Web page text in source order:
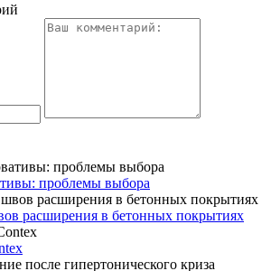
проблемы выбора
расширения в бетонных покрытиях